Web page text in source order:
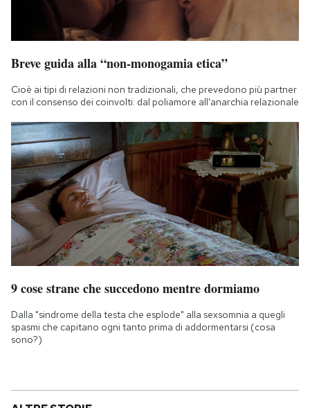
Breve guida alla “non-monogamia etica”
Cioè ai tipi di relazioni non tradizionali, che prevedono più partner
con il consenso dei coinvolti: dal poliamore all'anarchia relazionale
9 cose strane che succedono mentre dormiamo
Dalla "sindrome della testa che esplode" alla sexsomnia a quegli
spasmi che capitano ogni tanto prima di addormentarsi (cosa
sono?)